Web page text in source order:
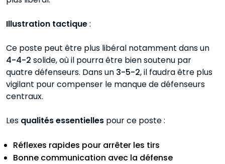
Illustration tactique:
Ce poste peut être plus libéral notamment dans un
4-4-2 solide, où il pourra être bien soutenu par
quatre défenseurs. Dans un 3-5-2, il faudra être plus
vigilant pour compenser le manque de défenseurs
centraux.
Les qualités essentielles pour ce poste :
Réflexes rapides pour arrêter les tirs
Bonne communication avec la défense